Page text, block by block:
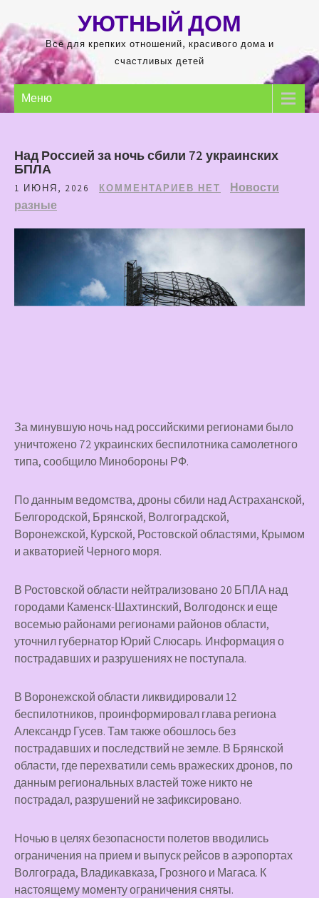
содержимому
УЮТНЫЙ ДОМ
Всё для крепких отношений, красивого дома и
счастливых детей
Меню
Над Россией за ночь сбили 72 украинских
БПЛА
1 ИЮНЯ, 2026 КОММЕНТАРИЕВ НЕТ
Новости
разные
За минувшую ночь над российскими регионами было
уничтожено 72 украинских беспилотника самолетного
типа, сообщило Минобороны РФ.
По данным ведомства, дроны сбили над Астраханской,
Белгородской, Брянской, Волгоградской,
Воронежской, Курской, Ростовской областями, Крымом
и акваторией Черного моря.
В Ростовской области нейтрализовано 20 БПЛА над
городами Каменск-Шахтинский, Волгодонск и еще
восемью районами регионами районов области,
уточнил губернатор Юрий Слюсарь. Информация о
пострадавших и разрушениях не поступала.
В Воронежской области ликвидировали 12
беспилотников, проинформировал глава региона
Александр Гусев. Там также обошлось без
пострадавших и последствий не земле. В Брянской
области, где перехватили семь вражеских дронов, по
данным региональных властей тоже никто не
пострадал, разрушений не зафиксировано.
Ночью в целях безопасности полетов вводились
ограничения на прием и выпуск рейсов в аэропортах
Волгограда, Владикавказа, Грозного и Магаса. К
настоящему моменту ограничения сняты.